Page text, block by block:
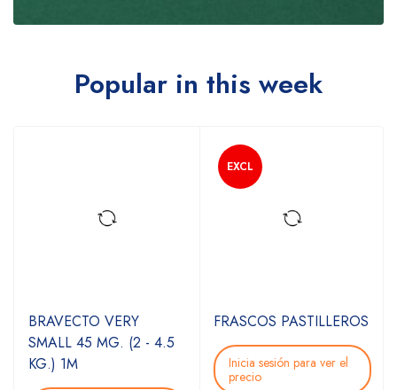
Popular in this week
BRAVECTO VERY
SMALL 45 MG. (2 - 4.5
KG.) 1M
EXCL
FRASCOS PASTILLEROS
Inicia sesión para ver el
precio